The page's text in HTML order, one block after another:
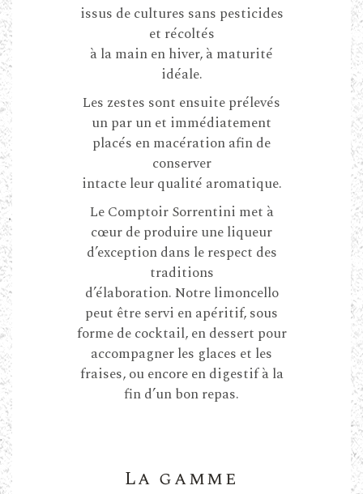
issus de cultures sans pesticides
et récoltés
à la main en hiver, à maturité
idéale.
Les zestes sont ensuite prélevés
un par un et immédiatement
placés en macération afin de
conserver
intacte leur qualité aromatique.
Le Comptoir Sorrentini met à
cœur de produire une liqueur
d’exception dans le respect des
traditions
d’élaboration. Notre limoncello
peut être servi en apéritif, sous
forme de cocktail, en dessert pour
accompagner les glaces et les
fraises, ou encore en digestif à la
fin d’un bon repas.
La gamme